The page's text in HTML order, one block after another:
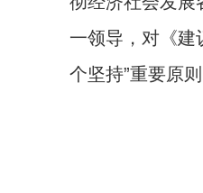
一领导，对《建
个坚持”重要原